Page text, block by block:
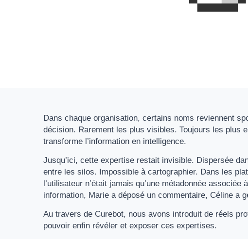
Dans chaque organisation, certains noms reviennent
décision. Rarement les plus visibles. Toujours les plus
transforme l’information en intelligence.
Jusqu’ici, cette expertise restait invisible. Dispersée
entre les silos. Impossible à cartographier. Dans les
l’utilisateur n’était jamais qu’une métadonnée
information, Marie a déposé un commentaire, Céline a
Au travers de Curebot, nous avons introduit de réels
pouvoir enfin révéler et exposer ces expertises.